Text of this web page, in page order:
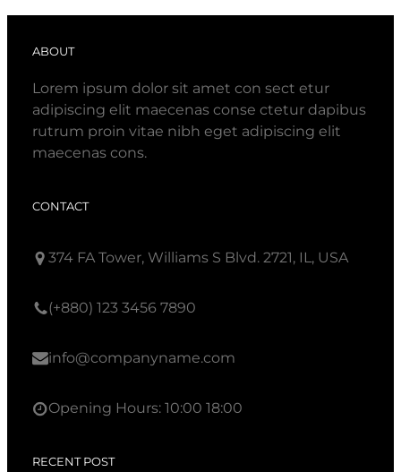
ABOUT
Lorem ipsum dolor sit amet con sect etur
adipiscing elit maecenas conse ctetur dapibus
rutrum proin vitae nibh eget adipiscing elit
maecenas cons.
CONTACT
374 FA Tower, Williams S Blvd. 2721, IL, USA
(+880) 123 3456 7890
info@companyname.com
Opening Hours: 10:00 18:00
RECENT POST